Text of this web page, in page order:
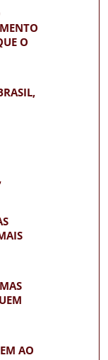
O
AO